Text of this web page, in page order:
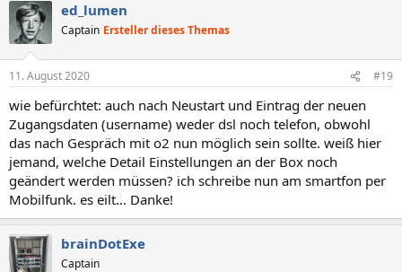
ed_lumen
Captain Ersteller dieses Themas
11. August 2020 #19
wie befürchtet: auch nach Neustart und Eintrag der neuen
Zugangsdaten (username) weder dsl noch telefon, obwohl
das nach Gespräch mit o2 nun möglich sein sollte. weiß hier
jemand, welche Detail Einstellungen an der Box noch
geändert werden müssen? ich schreibe nun am smartfon per
Mobilfunk. es eilt... Danke!
brainDotExe
Captain